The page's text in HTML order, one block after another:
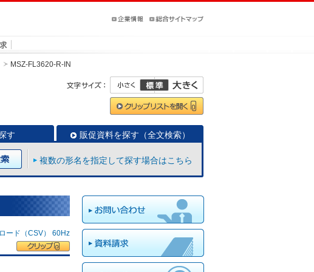
MSZ-FL3620-R-IN
す 販促資料を探す（全文検索）
複数の形名を指定して探す場合はこちら
ード（CSV） 60Hz